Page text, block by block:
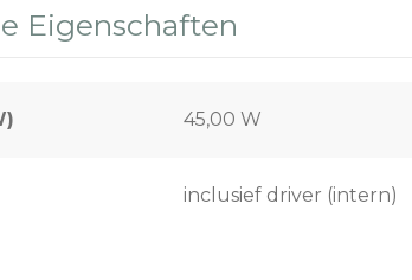
Eigenschaften
45,00 W
inclusief driver (intern)